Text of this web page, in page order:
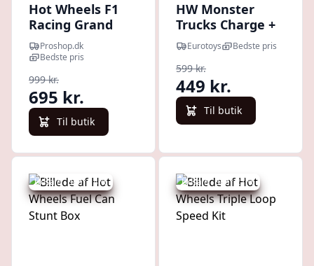
Hot Wheels F1
Racing Grand
Prix Track sæt
Proshop.dk
Bedste pris
999 kr.
695 kr.
Til butik
HW Monster
Trucks Charge +
Chase
Eurotoys Bedste pris
599 kr.
449 kr.
Til butik
Udsalg - spar 14 % Udsalg - spar 27 %